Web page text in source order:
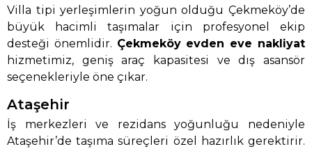
Villa tipi yerleşimlerin yoğun olduğu Çekmeköy’de
büyük hacimli taşımalar için profesyonel ekip
desteği önemlidir. Çekmeköy evden eve nakliyat
hizmetimiz, geniş araç kapasitesi ve dış asansör
seçenekleriyle öne çıkar.
Ataşehir
İş merkezleri ve rezidans yoğunluğu nedeniyle
Ataşehir’de taşıma süreçleri özel hazırlık gerektirir.